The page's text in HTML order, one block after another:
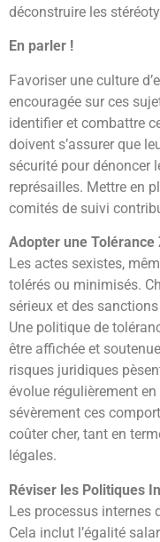
déconstruire les
En parler !
Favoriser une culture
encouragée sur ces
identifier et combattre
doivent s’assurer que
sécurité pour dénoncer
représailles. Mettre en
comités de suivi
Adopter une Tolérance
Les actes sexistes,
tolérés ou minimisés.
sérieux et des
Une politique de
être affichée et
risques juridiques
évolue régulièrement
sévèrement ces
coûter cher, tant en
légales.
Réviser les Politiques
Les processus internes
Cela inclut l’égalité